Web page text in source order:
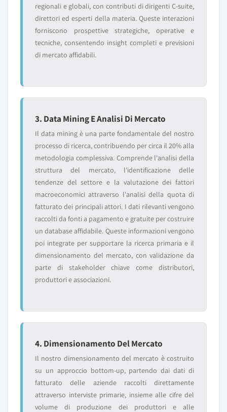
regionali e globali, con contributi di dirigenti C-suite,
direttori ed esperti della materia. Queste interazioni
forniscono prospettive strategiche, operative e
tecniche, consentendo insight completi e previsioni
di mercato affidabili.
3. Data Mining E Analisi Di Mercato
Il data mining è una parte fondamentale del nostro
processo di ricerca, contribuendo per circa il 20% alla
metodologia complessiva. Comprende l'analisi della
struttura del mercato, l'identificazione delle
tendenze del settore e la valutazione dei fattori
macroeconomici attraverso l'analisi della quota di
fatturato dei principali attori. I dati rilevanti vengono
raccolti da fonti a pagamento e gratuite per costruire
un database affidabile. Queste informazioni vengono
poi integrate per supportare la ricerca primaria e il
dimensionamento del mercato, con validazione da
parte di stakeholder chiave come distributori,
produttori e associazioni.
4. Dimensionamento Del Mercato
Il nostro dimensionamento del mercato è costruito
su un approccio bottom-up, partendo dai dati di
fatturato delle aziende raccolti direttamente
attraverso interviste primarie, insieme alle cifre del
volume di produzione dei produttori e alle